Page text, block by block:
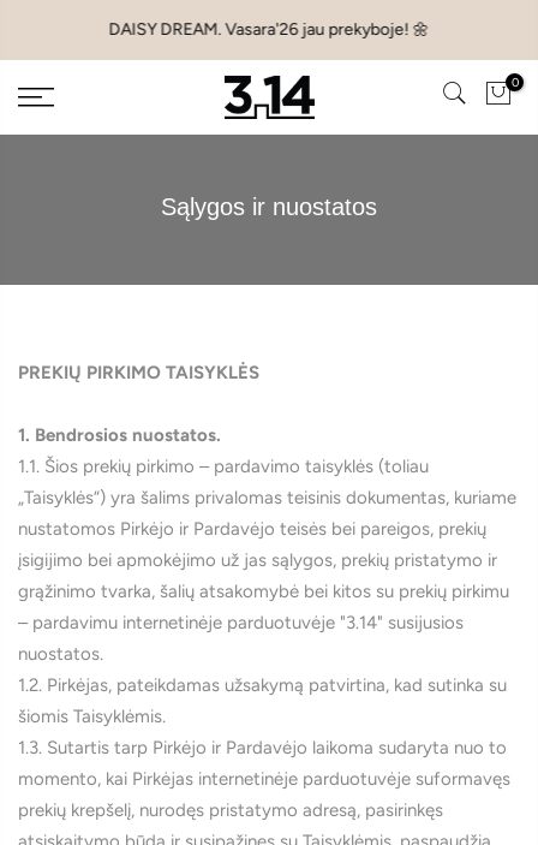
DAISY DREAM. Vasara'26 jau prekyboje! 🌼
0
Sąlygos ir nuostatos
PREKIŲ PIRKIMO TAISYKLĖS
1. Bendrosios nuostatos.
1.1. Šios prekių pirkimo – pardavimo taisyklės (toliau
„Taisyklės“) yra šalims privalomas teisinis dokumentas, kuriame
nustatomos Pirkėjo ir Pardavėjo teisės bei pareigos, prekių
įsigijimo bei apmokėjimo už jas sąlygos, prekių pristatymo ir
grąžinimo tvarka, šalių atsakomybė bei kitos su prekių pirkimu
– pardavimu internetinėje parduotuvėje "3.14" susijusios
nuostatos.
1.2. Pirkėjas, pateikdamas užsakymą patvirtina, kad sutinka su
šiomis Taisyklėmis.
1.3. Sutartis tarp Pirkėjo ir Pardavėjo laikoma sudaryta nuo to
momento, kai Pirkėjas internetinėje parduotuvėje suformavęs
prekių krepšelį, nurodęs pristatymo adresą, pasirinkęs